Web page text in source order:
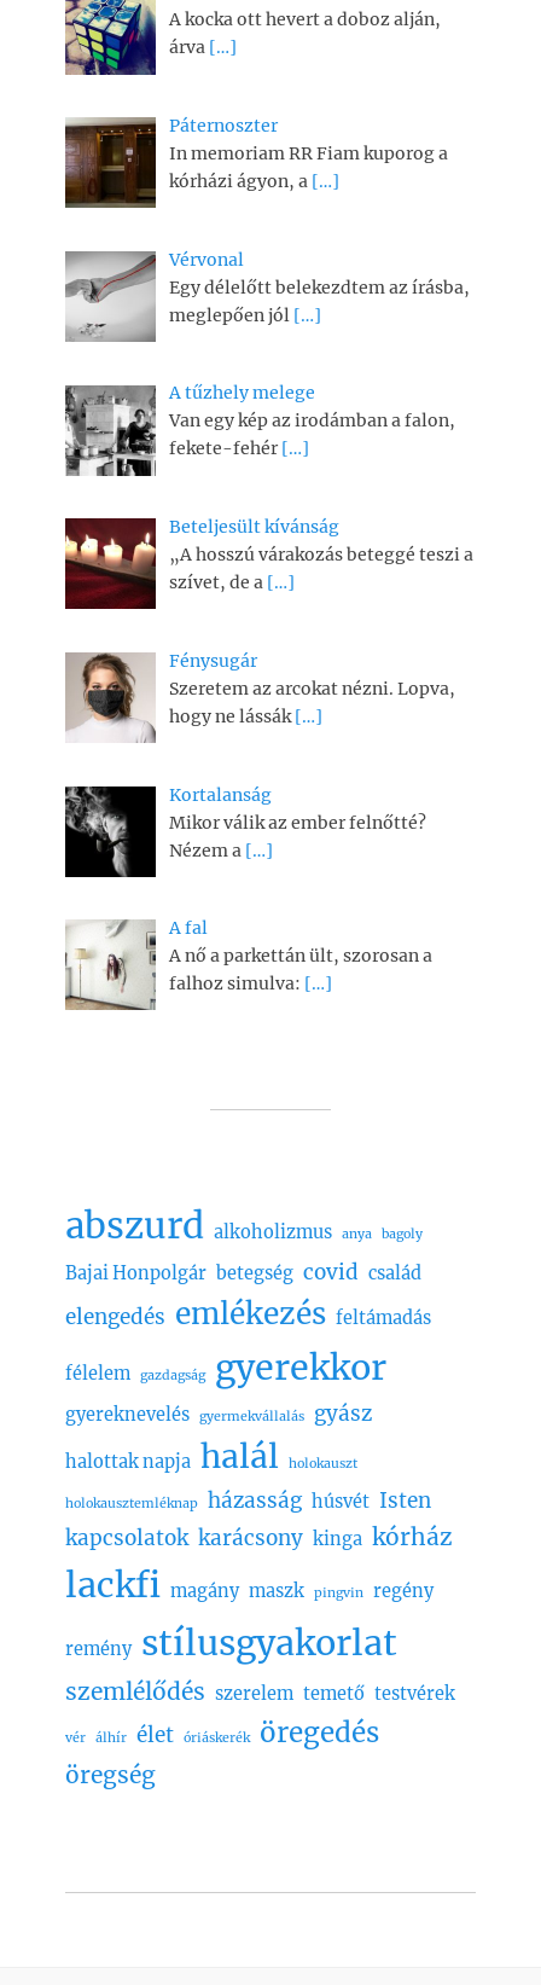
A kocka ott hevert a doboz alján,
árva […]
Páternoszter
In memoriam RR Fiam kuporog a
kórházi ágyon, a […]
Vérvonal
Egy délelőtt belekezdtem az írásba,
meglepően jól […]
A tűzhely melege
Van egy kép az irodámban a falon,
fekete-fehér […]
Beteljesült kívánság
„A hosszú várakozás beteggé teszi a
szívet, de a […]
Fénysugár
Szeretem az arcokat nézni. Lopva,
hogy ne lássák[…]
Kortalanság
Mikor válik az ember felnőtté?
Nézem a […]
A fal
A nő a parkettán ült, szorosan a
falhoz simulva: […]
abszurd alkoholizmus anya bagoly
Bajai Honpolgár betegség covid család
elengedés emlékezés feltámadás
félelem gazdagság gyerekkor
gyereknevelés gyermekvállalás gyász
halottak napja halál holokauszt
holokausztemléknap házasság húsvét Isten
kapcsolatok karácsony kinga kórház
lackfi magány maszk pingvin regény
remény stílusgyakorlat
szemlélődés szerelem temető testvérek
vér álhír élet óriáskerék öregedés
öregség